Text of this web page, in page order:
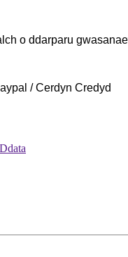
o ddarparu
/ Cerdyn Credyd